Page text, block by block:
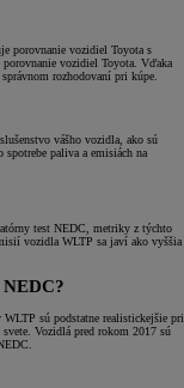
porovnanie vozidiel Toyota s
vozidiel Toyota. Vďaka
rozhodovaní pri kúpe.
vášho vozidla, ako sú
paliva a emisiách na
test NEDC, metriky z týchto
vozidla WLTP sa javí ako vyššia
sú podstatne realistickejšie pri
Vozidlá pred rokom 2017 sú